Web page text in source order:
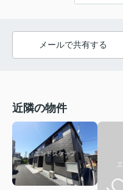
メールで共有する
近隣の物件